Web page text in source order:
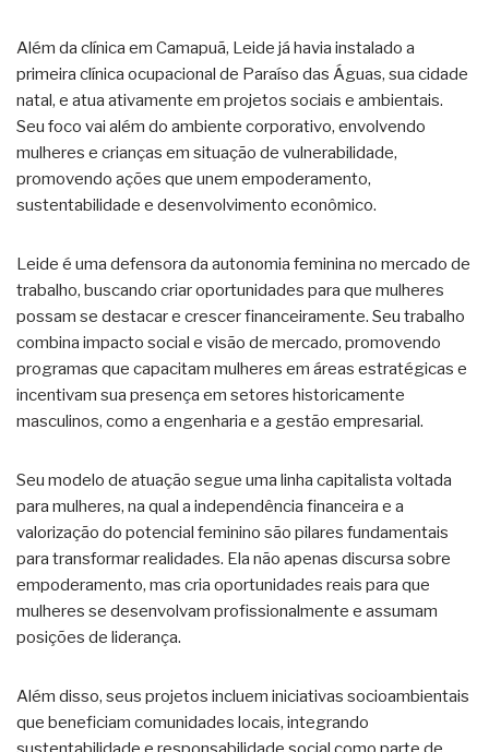
Além da clínica em Camapuã, Leide já havia instalado a
primeira clínica ocupacional de Paraíso das Águas, sua cidade
natal, e atua ativamente em projetos sociais e ambientais.
Seu foco vai além do ambiente corporativo, envolvendo
mulheres e crianças em situação de vulnerabilidade,
promovendo ações que unem empoderamento,
sustentabilidade e desenvolvimento econômico.
Leide é uma defensora da autonomia feminina no mercado de
trabalho, buscando criar oportunidades para que mulheres
possam se destacar e crescer financeiramente. Seu trabalho
combina impacto social e visão de mercado, promovendo
programas que capacitam mulheres em áreas estratégicas e
incentivam sua presença em setores historicamente
masculinos, como a engenharia e a gestão empresarial.
Seu modelo de atuação segue uma linha capitalista voltada
para mulheres, na qual a independência financeira e a
valorização do potencial feminino são pilares fundamentais
para transformar realidades. Ela não apenas discursa sobre
empoderamento, mas cria oportunidades reais para que
mulheres se desenvolvam profissionalmente e assumam
posições de liderança.
Além disso, seus projetos incluem iniciativas socioambientais
que beneficiam comunidades locais, integrando